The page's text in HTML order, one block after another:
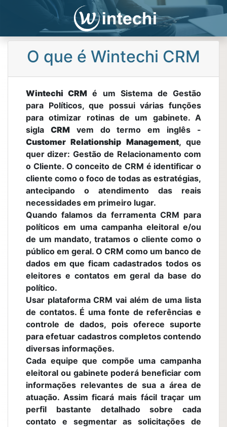
O que é Wintechi CRM
Wintechi CRM é um Sistema de Gestão
para Políticos, que possui várias funções
para otimizar rotinas de um gabinete. A
sigla CRMvem do termo em inglês -
Customer Relationship Management, que
quer dizer: Gestão de Relacionamento com
o Cliente. O conceito de CRM é identificar o
cliente como o foco de todas as estratégias,
antecipando o atendimento das reais
necessidades em primeiro lugar.
Quando falamos da ferramenta CRM para
políticos em uma campanha eleitoral e/ou
de um mandato, tratamos o cliente como o
público em geral. O CRM como um banco de
dados em que ficam cadastrados todos os
eleitores e contatos em geral da base do
político.
Usar plataforma CRM vai além de uma lista
de contatos. É uma fonte de referências e
controle de dados, pois oferece suporte
para efetuar cadastros completos contendo
diversas informações.
Cada equipe que compõe uma campanha
eleitoral ou gabinete poderá beneficiar com
informações relevantes de sua a área de
atuação. Assim ficará mais fácil traçar um
perfil bastante detalhado sobre cada
contato e segmentar as solicitações de